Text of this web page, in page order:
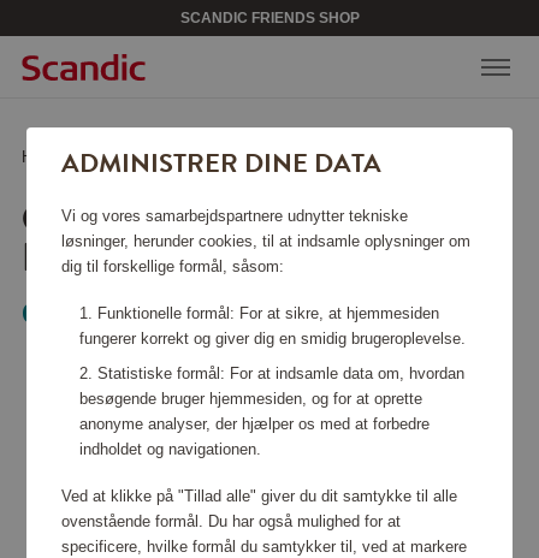
SCANDIC FRIENDS SHOP
Hjem /Sport & fritid/Training Tools /Classic Dumbbell 3 kg
CLASSIC DUMBBELL 3
KG
Casall
ADMINISTRER DINE DATA
Vi og vores samarbejdspartnere udnytter tekniske
løsninger, herunder cookies, til at indsamle oplysninger om
dig til forskellige formål, såsom:
Funktionelle formål: For at sikre, at hjemmesiden
fungerer korrekt og giver dig en smidig brugeroplevelse.
Statistiske formål: For at indsamle data om, hvordan
besøgende bruger hjemmesiden, og for at oprette
anonyme analyser, der hjælper os med at forbedre
indholdet og navigationen.
Ved at klikke på "Tillad alle" giver du dit samtykke til alle
ovenstående formål. Du har også mulighed for at
specificere, hvilke formål du samtykker til, ved at markere